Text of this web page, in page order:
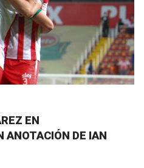
EN
ANOTACIÓN DE IAN